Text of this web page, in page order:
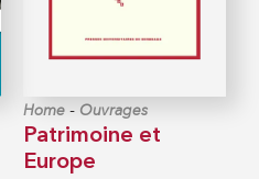
Home - Ouvrages
Patrimoine et
Europe